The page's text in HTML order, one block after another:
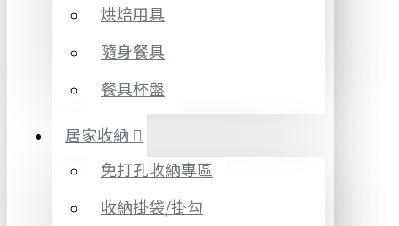
烘焙用具
隨身餐具
餐具杯盤
居家收納
免打孔收納專區
收納掛袋/掛勾